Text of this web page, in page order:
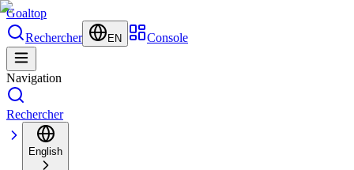
Goaltop
Rechercher
EN Console
Navigation
Rechercher
English